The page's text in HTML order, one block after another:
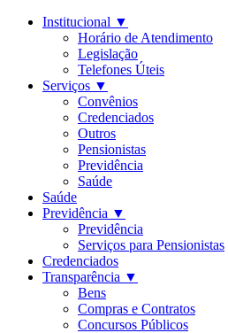
Institucional ▼
Horário de Atendimento
Legislação
Telefones Úteis
Serviços ▼
Convênios
Credenciados
Outros
Pensionistas
Previdência
Saúde
Saúde
Previdência ▼
Previdência
Serviços para Pensionistas
Credenciados
Transparência ▼
Bens
Compras e Contratos
Concursos Públicos